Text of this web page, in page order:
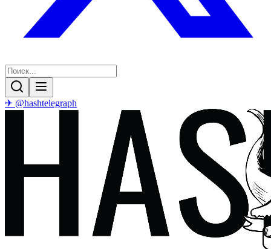
✈ @hashtelegraph